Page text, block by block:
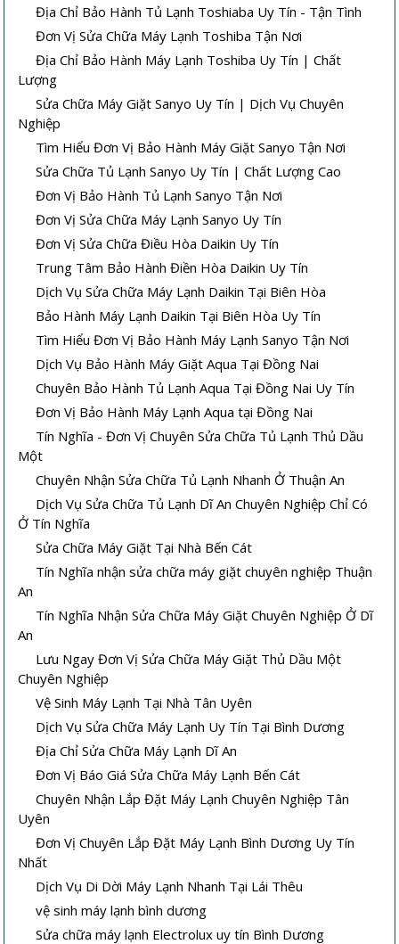
Địa Chỉ Bảo Hành Tủ Lạnh Toshiaba Uy Tín - Tận Tình
Đơn Vị Sửa Chữa Máy Lạnh Toshiba Tận Nơi
Địa Chỉ Bảo Hành Máy Lạnh Toshiba Uy Tín | Chất
Lượng
Sửa Chữa Máy Giặt Sanyo Uy Tín | Dịch Vụ Chuyên
Nghiệp
Tìm Hiểu Đơn Vị Bảo Hành Máy Giặt Sanyo Tận Nơi
Sửa Chữa Tủ Lạnh Sanyo Uy Tín | Chất Lượng Cao
Đơn Vị Bảo Hành Tủ Lạnh Sanyo Tận Nơi
Đơn Vị Sửa Chữa Máy Lạnh Sanyo Uy Tín
Đơn Vị Sửa Chữa Điều Hòa Daikin Uy Tín
Trung Tâm Bảo Hành Điền Hòa Daikin Uy Tín
Dịch Vụ Sửa Chữa Máy Lạnh Daikin Tại Biên Hòa
Bảo Hành Máy Lạnh Daikin Tại Biên Hòa Uy Tín
Tìm Hiểu Đơn Vị Bảo Hành Máy Lạnh Sanyo Tận Nơi
Dịch Vụ Bảo Hành Máy Giặt Aqua Tại Đồng Nai
Chuyên Bảo Hành Tủ Lạnh Aqua Tại Đồng Nai Uy Tín
Đơn Vị Bảo Hành Máy Lạnh Aqua tại Đồng Nai
Tín Nghĩa - Đơn Vị Chuyên Sửa Chữa Tủ Lạnh Thủ Dầu
Một
Chuyên Nhận Sửa Chữa Tủ Lạnh Nhanh Ở Thuận An
Dịch Vụ Sửa Chữa Tủ Lạnh Dĩ An Chuyên Nghiệp Chỉ Có
Ở Tín Nghĩa
Sửa Chữa Máy Giặt Tại Nhà Bến Cát
Tín Nghĩa nhận sửa chữa máy giặt chuyên nghiệp Thuận
An
Tín Nghĩa Nhận Sửa Chữa Máy Giặt Chuyên Nghiệp Ở Dĩ
An
Lưu Ngay Đơn Vị Sửa Chữa Máy Giặt Thủ Dầu Một
Chuyên Nghiệp
Vệ Sinh Máy Lạnh Tại Nhà Tân Uyên
Dịch Vụ Sửa Chữa Máy Lạnh Uy Tín Tại Bình Dương
Địa Chỉ Sửa Chữa Máy Lạnh Dĩ An
Đơn Vị Báo Giá Sửa Chữa Máy Lạnh Bến Cát
Chuyên Nhận Lắp Đặt Máy Lạnh Chuyên Nghiệp Tân
Uyên
Đơn Vị Chuyên Lắp Đặt Máy Lạnh Bình Dương Uy Tín
Nhất
Dịch Vụ Di Dời Máy Lạnh Nhanh Tại Lái Thêu
vệ sinh máy lạnh bình dương
Sửa chữa máy lạnh Electrolux uy tín Bình Dương
Cách sửa máy lạnh âm trần không
lạnh hoặc lạnh yếu
Vệ sinh máy lạnh âm trần tại nhà